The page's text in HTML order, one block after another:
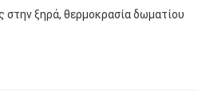
στην ξηρά, θερμοκρασία δωματίου